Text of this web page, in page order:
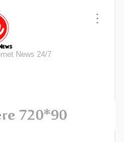
News 24/7